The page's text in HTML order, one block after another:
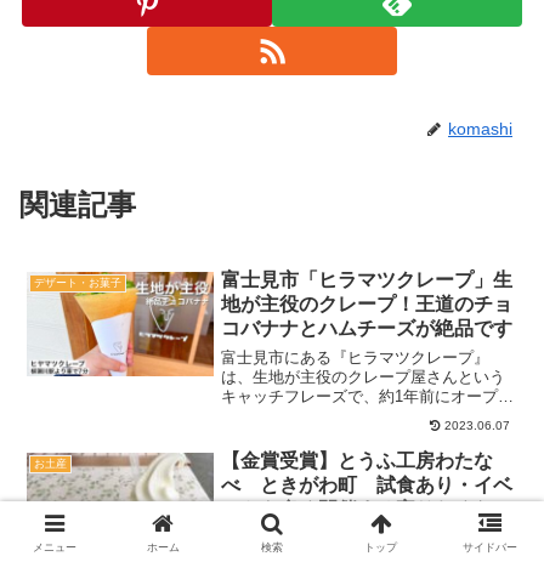
komashi
関連記事
デザート・お菓子
富士見市「ヒラマツクレープ」生
地が主役のクレープ！王道のチョ
コバナナとハムチーズが絶品です
富士見市にある『ヒラマツクレープ』
は、生地が主役のクレープ屋さんという
キャッチフレーズで、約1年前にオープン
したクレープ専門店。駅からはちょっと
離れているし、目立つ場所ではないもの
の、お客さんが並んだりしているのを見
て気になっていたんですよ...
2023.06.07
お土産
【金賞受賞】とうふ工房わたな
べ ときがわ町 試食あり・イベ
ントも多く開催する寄りたくなる
休憩処【スイーツも】
【住所】「とうふ工房わたなべ」埼玉県
比企郡ときがわ町大字番匠372【営業時
メニュー ホーム 検索 トップ サイドバー